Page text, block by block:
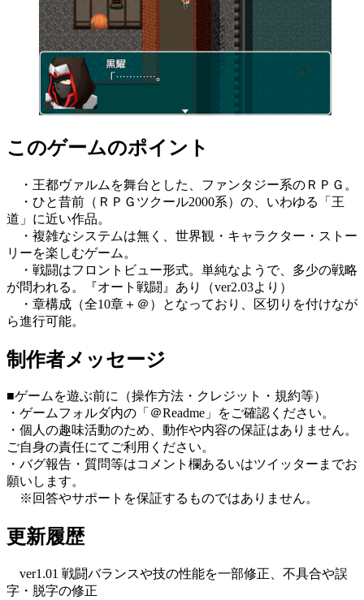
このゲームのポイント
・王都ヴァルムを舞台とした、ファンタジー系のＲＰＧ。
・ひと昔前（ＲＰＧツクール2000系）の、いわゆる「王
道」に近い作品。
・複雑なシステムは無く、世界観・キャラクター・ストー
リーを楽しむゲーム。
・戦闘はフロントビュー形式。単純なようで、多少の戦略
が問われる。『オート戦闘』あり（ver2.03より）
・章構成（全10章＋＠）となっており、区切りを付けなが
ら進行可能。
制作者メッセージ
■ゲームを遊ぶ前に（操作方法・クレジット・規約等）
・ゲームフォルダ内の「＠Readme」をご確認ください。
・個人の趣味活動のため、動作や内容の保証はありません。
ご自身の責任にてご利用ください。
・バグ報告・質問等はコメント欄あるいはツイッターまでお
願いします。
※回答やサポートを保証するものではありません。
更新履歴
ver1.01 戦闘バランスや技の性能を一部修正、不具合や誤
字・脱字の修正